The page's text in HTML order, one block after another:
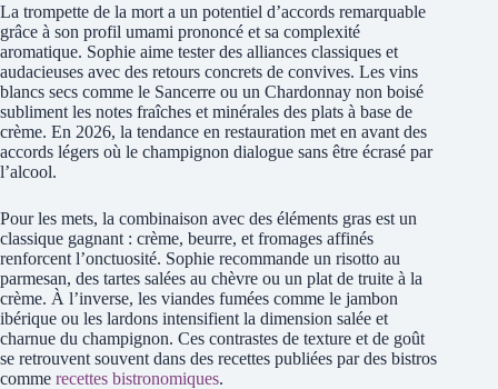
La trompette de la mort a un potentiel d’accords remarquable
grâce à son profil umami prononcé et sa complexité
aromatique. Sophie aime tester des alliances classiques et
audacieuses avec des retours concrets de convives. Les vins
blancs secs comme le Sancerre ou un Chardonnay non boisé
subliment les notes fraîches et minérales des plats à base de
crème. En 2026, la tendance en restauration met en avant des
accords légers où le champignon dialogue sans être écrasé par
l’alcool.
Pour les mets, la combinaison avec des éléments gras est un
classique gagnant : crème, beurre, et fromages affinés
renforcent l’onctuosité. Sophie recommande un risotto au
parmesan, des tartes salées au chèvre ou un plat de truite à la
crème. À l’inverse, les viandes fumées comme le jambon
ibérique ou les lardons intensifient la dimension salée et
charnue du champignon. Ces contrastes de texture et de goût
se retrouvent souvent dans des recettes publiées par des bistros
comme recettes bistronomiques.